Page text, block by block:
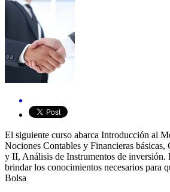
El siguiente curso abarca Introducción al
Nociones Contables y Financieras
y II, Análisis de Instrumentos de inversión.
brindar los conocimientos necesarios para
Bolsa